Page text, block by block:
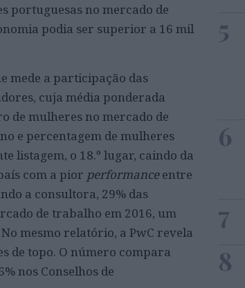
portuguesas no mercado de
podia ser superior a 16 mil
mede a participação das
cuja média ponderada
de mulheres no mercado de
e percentagem de mulheres
listagem, o 18.º lugar, caindo da
com a pior performanceentre
a consultora, 29% das
de trabalho em 2016, um
mesmo relatório, a PwC revela
de topo. O número compara
nos Conselhos de
5
6
7
8